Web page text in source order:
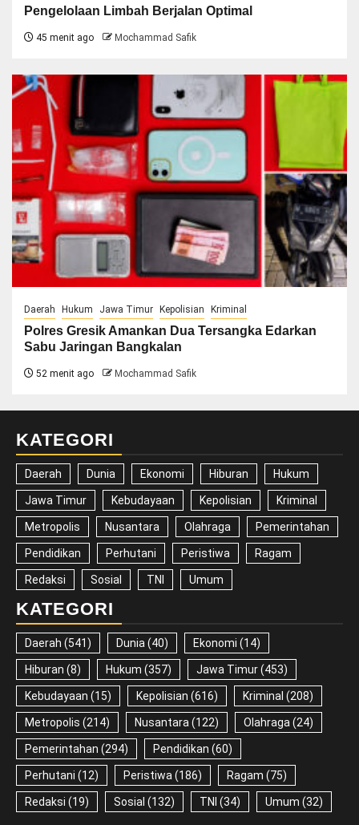
Pengelolaan Limbah Berjalan Optimal
45 menit ago Mochammad Safik
Daerah Hukum Jawa Timur Kepolisian Kriminal
Polres Gresik Amankan Dua Tersangka Edarkan
Sabu Jaringan Bangkalan
52 menit ago Mochammad Safik
KATEGORI
Daerah Dunia Ekonomi Hiburan Hukum
Jawa Timur Kebudayaan Kepolisian Kriminal
Metropolis Nusantara Olahraga Pemerintahan
Pendidikan Perhutani Peristiwa Ragam
Redaksi Sosial TNI Umum
KATEGORI
Daerah (541) Dunia (40) Ekonomi (14)
Hiburan (8) Hukum (357) Jawa Timur(453)
Kebudayaan (15) Kepolisian (616) Kriminal (208)
Metropolis (214) Nusantara (122) Olahraga (24)
Pemerintahan (294) Pendidikan (60)
Perhutani (12) Peristiwa (186) Ragam (75)
Redaksi (19) Sosial (132) TNI (34) Umum (32)